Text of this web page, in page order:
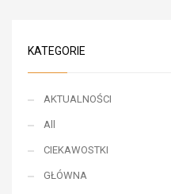
KATEGORIE
AKTUALNOŚCI
All
CIEKAWOSTKI
GŁÓWNA